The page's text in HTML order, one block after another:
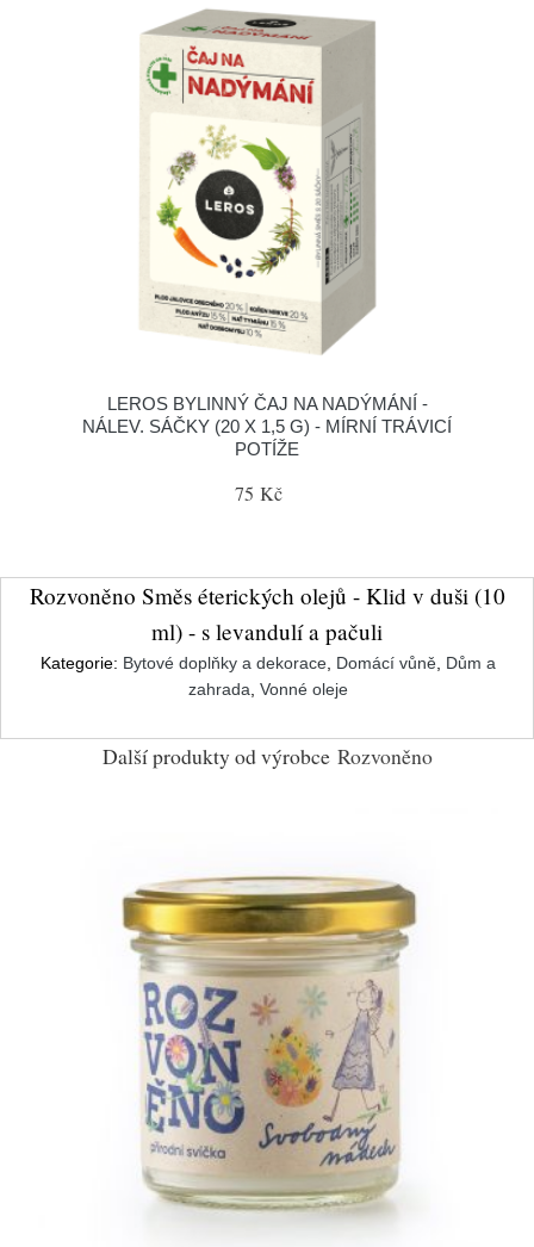
LEROS BYLINNÝ ČAJ NA NADÝMÁNÍ -
NÁLEV. SÁČKY (20 X 1,5 G) - MÍRNÍ TRÁVICÍ
POTÍŽE
75 Kč
Rozvoněno Směs éterických olejů - Klid v duši (10
ml) - s levandulí a pačuli
Kategorie: Bytové doplňky a dekorace Domácí vůně Dům a
zahrada Vonné oleje
Další produkty od výrobce Rozvoněno